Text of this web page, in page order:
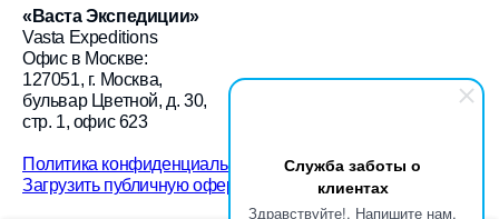
Служба заботы о
клиентах
Здравствуйте!. Напишите нам,
« Васта Экспедиции»
Vasta Expeditions
Офис в Москве:
127051, г. Москва,
бульвар Цветной, д. 30,
стр. 1, офис 623
Политика конфиденциальности
Загрузить публичную оферту